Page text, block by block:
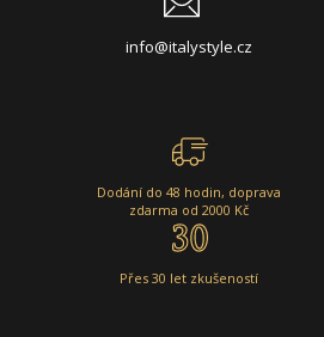
info@italystyle.cz
Dodání do 48 hodin, doprava
zdarma od 2000 Kč
Přes 30 let zkušeností